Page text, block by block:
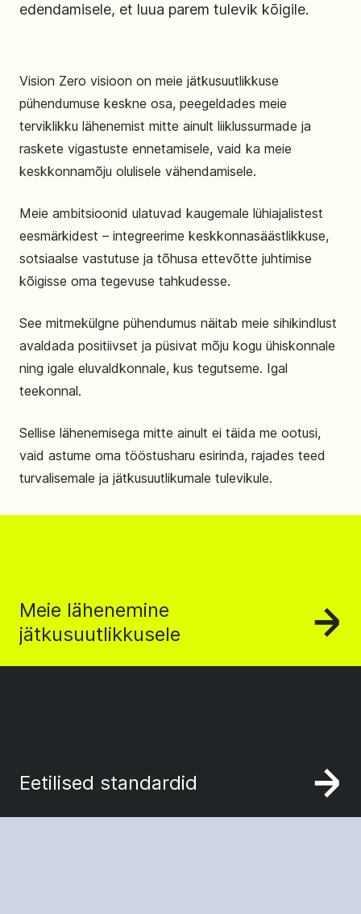
edendamisele, et luua parem tulevik kõigile.
Vision Zero visioon on meie jätkusuutlikkuse
pühendumuse keskne osa, peegeldades meie
terviklikku lähenemist mitte ainult liiklussurmade ja
raskete vigastuste ennetamisele, vaid ka meie
keskkonnamõju olulisele vähendamisele.
Meie ambitsioonid ulatuvad kaugemale lühiajalistest
eesmärkidest – integreerime keskkonnasäästlikkuse,
sotsiaalse vastutuse ja tõhusa ettevõtte juhtimise
kõigisse oma tegevuse tahkudesse.
See mitmekülgne pühendumus näitab meie sihikindlust
avaldada positiivset ja püsivat mõju kogu ühiskonnale
ning igale eluvaldkonnale, kus tegutseme. Igal
teekonnal.
Sellise lähenemisega mitte ainult ei täida me ootusi,
vaid astume oma tööstusharu esirinda, rajades teed
turvalisemale ja jätkusuutlikumale tulevikule.
Meie lähenemine
jätkusuutlikkusele
Eetilised standardid